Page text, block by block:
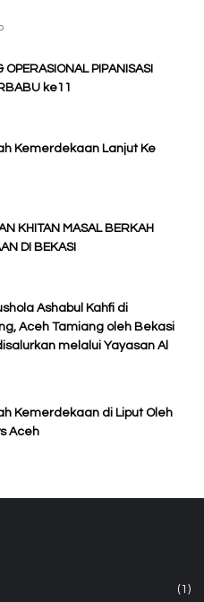
OPERASIONAL PIPANISASI
ke11
Kemerdekaan Lanjut Ke
KHITAN MASAL BERKAH
DI BEKASI
Ashabul Kahfi di
Aceh Tamiang oleh Bekasi
melalui Yayasan Al
Kemerdekaan di Liput Oleh
Aceh
(1)